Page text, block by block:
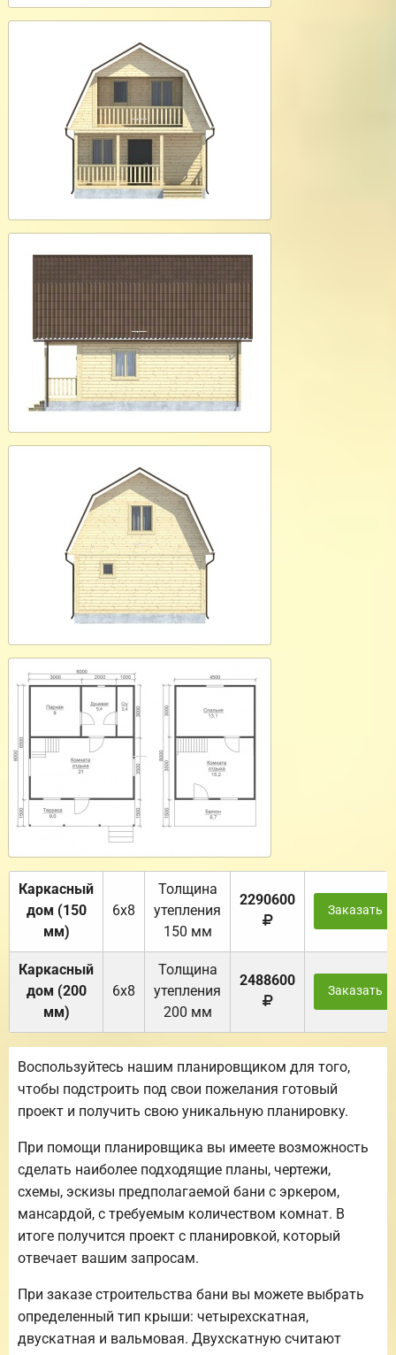
Каркасный
дом (150
мм)
6х8
Толщина
утепления
150 мм
2290600
Заказать
Каркасный
дом (200
мм)
6х8
Толщина
утепления
200 мм
2488600
Заказать
Воспользуйтесь нашим планировщиком для того,
чтобы подстроить под свои пожелания готовый
проект и получить свою уникальную планировку.
При помощи планировщика вы имеете возможность
сделать наиболее подходящие планы, чертежи,
схемы, эскизы предполагаемой бани с эркером,
мансардой, с требуемым количеством комнат. В
итоге получится проект с планировкой, который
отвечает вашим запросам.
При заказе строительства бани вы можете выбрать
определенный тип крыши: четырехскатная,
двускатная и вальмовая. Двухскатную считают